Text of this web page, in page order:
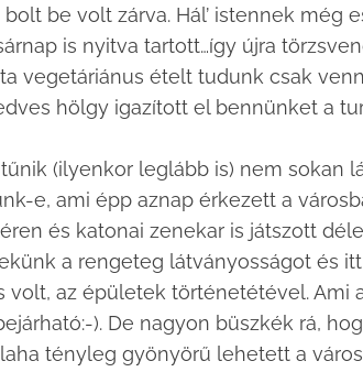
be volt zárva. Hál’ istennek
is nyitva tartott…így újra
vegetáriánus ételt tudunk csak
hölgy igazított el bennünket a
(ilyenkor leglább is) nem sokan
e, ami épp aznap érkezett a
és katonai zenekar is játszott
a rengeteg látványosságot és
volt, az épületek történetétével. Ami
). De nagyon büszkék rá,
tényleg gyönyörű lehetett a